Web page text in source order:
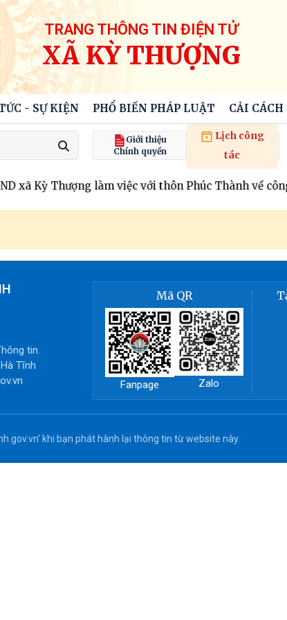
TRANG THÔNG TIN ĐIỆN TỬ
XÃ KỲ THƯỢNG
- SỰ KIỆN PHỔ BIẾN PHÁP LUẬT CẢI
Giới thiệu
Chính quyền
Lịch công
tác
xã Kỳ Thượng làm việc với thôn Phúc Thành về
tin.
Tĩnh
Mã QR
Fanpage Zalo
khi bạn phát hành lại thông tin từ website này.